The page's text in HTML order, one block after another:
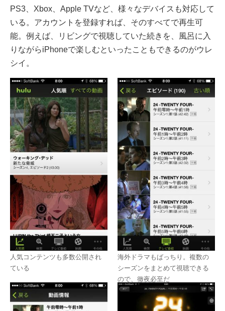
PS3、Xbox、Apple TVなど、様々なデバイスも対応して
いる。アカウントを登録すれば、そのすべてで再生可
能。例えば、リビングで視聴していた続きを、風呂に入
りながらiPhoneで楽しむといったこともできるのがウレ
シイ。
人気コンテンツも多数公開され
ている
海外ドラマもばっちり。複数の
シーズンをまとめて視聴できる
ので、徹夜必至だ